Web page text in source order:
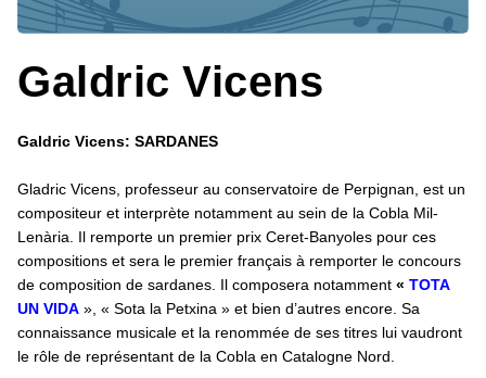
Galdric Vicens
Galdric Vicens: SARDANES
Gladric Vicens, professeur au conservatoire de Perpignan, est un
compositeur et interprète notamment au sein de la Cobla Mil-
Lenària. Il remporte un premier prix Ceret-Banyoles pour ces
compositions et sera le premier français à remporter le concours
de composition de sardanes. Il composera notamment « TOTA
UN VIDA », « Sota la Petxina » et bien d’autres encore. Sa
connaissance musicale et la renommée de ses titres lui vaudront
le rôle de représentant de la Cobla en Catalogne Nord.